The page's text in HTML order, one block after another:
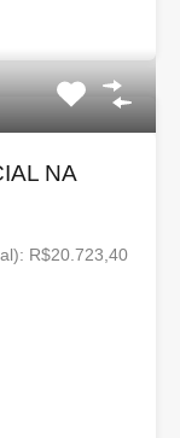
NA
R$20.723,40